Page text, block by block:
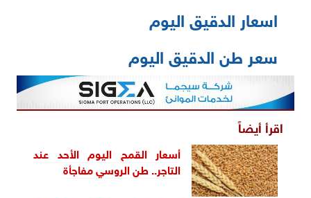
اسعار الدقيق اليوم
سعر طن الدقيق اليوم
اقرأ أيضاً
أسعار القمح اليوم الأحد عند
التاجر.. طن الروسي مفاجأة